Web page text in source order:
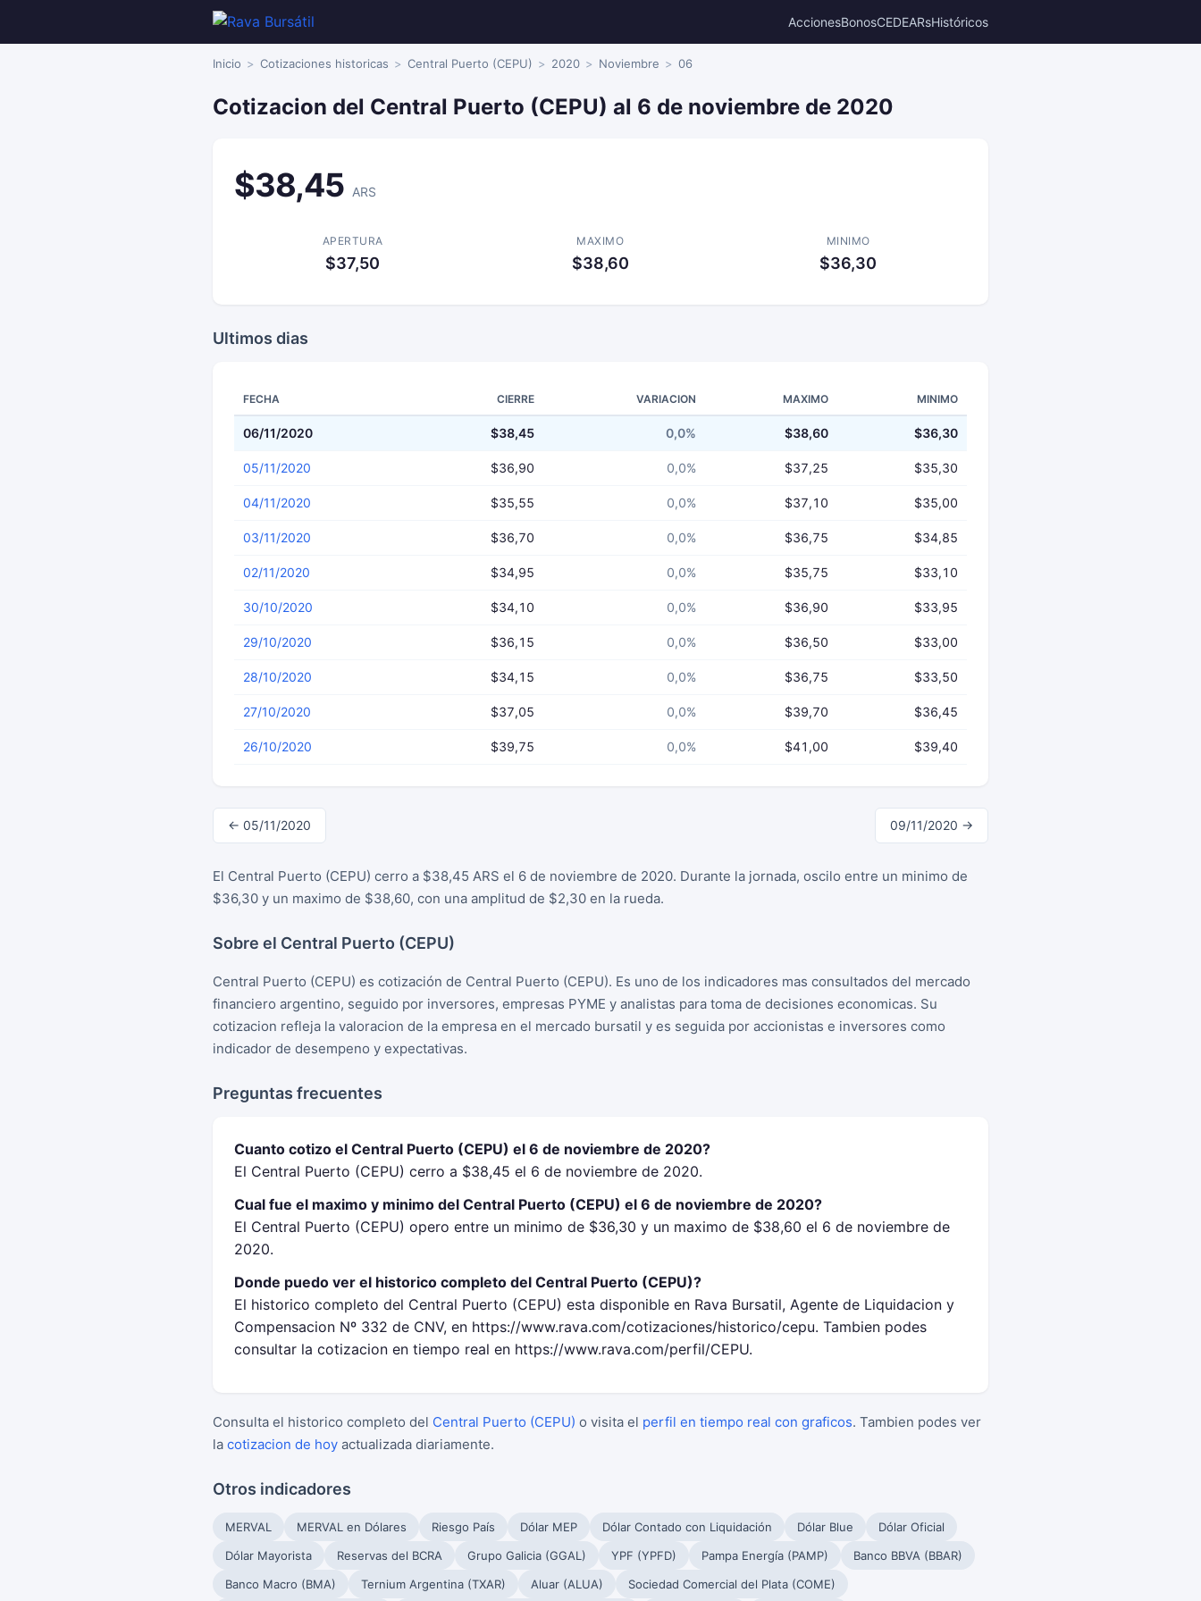
AccionesBonosCEDEARsHistóricos
Inicio Cotizaciones historicas Central Puerto (CEPU) 2020 Noviembre 06
Cotizacion del Central Puerto (CEPU) al 6 de noviembre de 2020
$38,45 ARS
APERTURA
$37,50
MAXIMO
$38,60
MINIMO
$36,30
Ultimos dias
FECHA CIERRE VARIACION MAXIMO MINIMO
06/11/2020 $38,45 0,0% $38,60 $36,30
05/11/2020 $36,90 0,0% $37,25 $35,30
04/11/2020 $35,55 0,0% $37,10 $35,00
03/11/2020 $36,70 0,0% $36,75 $34,85
02/11/2020 $34,95 0,0% $35,75 $33,10
30/10/2020 $34,10 0,0% $36,90 $33,95
29/10/2020 $36,15 0,0% $36,50 $33,00
28/10/2020 $34,15 0,0% $36,75 $33,50
27/10/2020 $37,05 0,0% $39,70 $36,45
26/10/2020 $39,75 0,0% $41,00 $39,40
← 05/11/2020 09/11/2020 →
El Central Puerto (CEPU) cerro a $38,45 ARS el 6 de noviembre de 2020. Durante la jornada, oscilo entre un minimo de
$36,30 y un maximo de $38,60, con una amplitud de $2,30 en la rueda.
Sobre el Central Puerto (CEPU)
Central Puerto (CEPU) es cotización de Central Puerto (CEPU). Es uno de los indicadores mas consultados del mercado
financiero argentino, seguido por inversores, empresas PYME y analistas para toma de decisiones economicas. Su
cotizacion refleja la valoracion de la empresa en el mercado bursatil y es seguida por accionistas e inversores como
indicador de desempeno y expectativas.
Preguntas frecuentes
Cuanto cotizo el Central Puerto (CEPU) el 6 de noviembre de 2020?
El Central Puerto (CEPU) cerro a $38,45 el 6 de noviembre de 2020.
Cual fue el maximo y minimo del Central Puerto (CEPU) el 6 de noviembre de 2020?
El Central Puerto (CEPU) opero entre un minimo de $36,30 y un maximo de $38,60 el 6 de noviembre de
2020.
Donde puedo ver el historico completo del Central Puerto (CEPU)?
El historico completo del Central Puerto (CEPU) esta disponible en Rava Bursatil, Agente de Liquidacion y
Compensacion Nº 332 de CNV, en https://www.rava.com/cotizaciones/historico/cepu. Tambien podes
consultar la cotizacion en tiempo real en https://www.rava.com/perfil/CEPU.
Consulta el historico completo del Central Puerto (CEPU) o visita el perfil en tiempo real con graficos. Tambien podes ver
la cotizacion de hoy actualizada diariamente.
Otros indicadores
MERVAL MERVAL en Dólares Riesgo País Dólar MEP Dólar Contado con Liquidación Dólar Blue
Dólar Oficial
Dólar Mayorista
Reservas del BCRA Grupo Galicia (GGAL) YPF (YPFD) Pampa Energía (PAMP)
Banco BBVA (BBAR)
Banco Macro (BMA)
Ternium Argentina (TXAR) Aluar (ALUA) Sociedad Comercial del Plata (COME)